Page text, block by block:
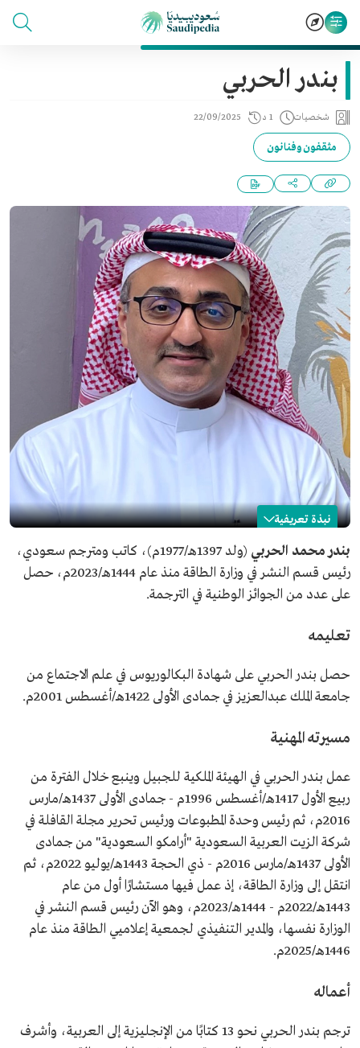
بندر الحربي
شخصيات 1 د 22/09/2025
مثقفون وفنانون
نبذة تعريفية
بندر الحربي
الاسم
بندر الحربي.
التصنيف
كاتب ومترجم سعودي.
المؤهلات العلمية
مناصب حالية
رئيس قسم النشر في وزارة الطاقة.
المدير التنفيذي لجمعية إعلاميي الطاقة.
بندر محمد الحربي
(ولد 1397هـ/1977م)، كاتب ومترجم سعودي،
رئيس قسم النشر في وزارة الطاقة منذ عام 1444هـ/2023م، حصل
على عدد من الجوائز الوطنية في الترجمة.
تعليمه
حصل بندر الحربي على شهادة البكالوريوس في علم الاجتماع من
جامعة الملك عبدالعزيز في جمادى الأولى 1422هـ/أغسطس 2001م.
مسيرته المهنية
عمل بندر الحربي في الهيئة الملكية للجبيل وينبع خلال الفترة من
ربيع الأول 1417هـ/أغسطس 1996م - جمادى الأولى 1437هـ/مارس
2016م، ثم رئيس وحدة المطبوعات ورئيس تحرير مجلة القافلة في
شركة الزيت العربية السعودية "أرامكو السعودية" من جمادى
الأولى 1437هـ/مارس 2016م - ذي الحجة 1443هـ/يوليو 2022م، ثم
انتقل إلى وزارة الطاقة، إذ عمل فيها مستشارًا أول من عام
1443هـ/2022م - 1444هـ/2023م، وهو الآن رئيس قسم النشر في
الوزارة نفسها، والمدير التنفيذي لجمعية إعلاميي الطاقة منذ عام
1446هـ/2025م.
أعماله
ترجم بندر الحربي نحو 13 كتابًا من الإنجليزية إلى العربية، وأشرف